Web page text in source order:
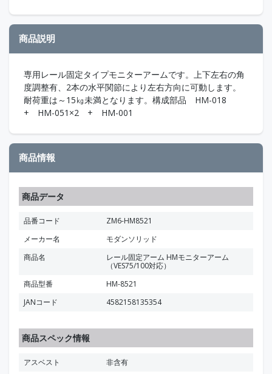
商品説明
専用レール固定タイプモニターアームです。上下左右の角
度調整有、2本の水平関節により左右方向に可動します。
耐荷重は～15㎏未満となります。構成部品 HM-018
+ HM-051×2 + HM-001
商品情報
商品データ
品番コード
ZM6-HM8521
メーカー名
モダンソリッド
商品名
レール固定アーム HMモニターアーム
（VES75/100対応）
商品型番
HM-8521
JANコード
4582158135354
商品スペック情報
アスベスト
非含有